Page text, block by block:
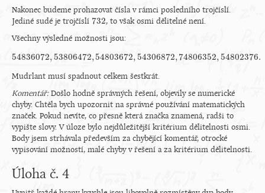
Nakonec budeme prohazovat čísla v rámci posledního trojčíslí.
Jediné sudé je trojčíslí 732
732 , to však osmi dělitelné není.
Všechny výsledné možnosti jsou:
54836072, 53806472,54803672, 54306872, 74806352, 54802376.
54836072,53806472,54803672,54306872,74806352,54802376.
Mudrlant musí spadnout celkem šestkrát.
Komentář:Došlo hodně správných řešení, objevily se numerické
chyby. Chtěla bych upozornit na správné používání matematických
značek. Pokud nevíte, co přesně která značka znamená, radši to
vypište slovy. V úloze bylo nejdůležitější kritérium dělitelnosti osmi.
Body jsem strhávala především za chybějící komentář, otrocké
vypisování možností, malé chyby v řešení a za kritérium dělitelnosti.
Úloha č. 4